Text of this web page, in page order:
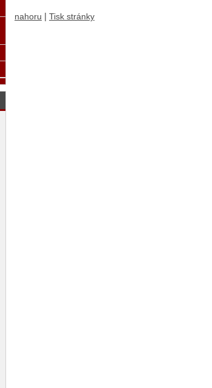
nahoru Tisk stránky